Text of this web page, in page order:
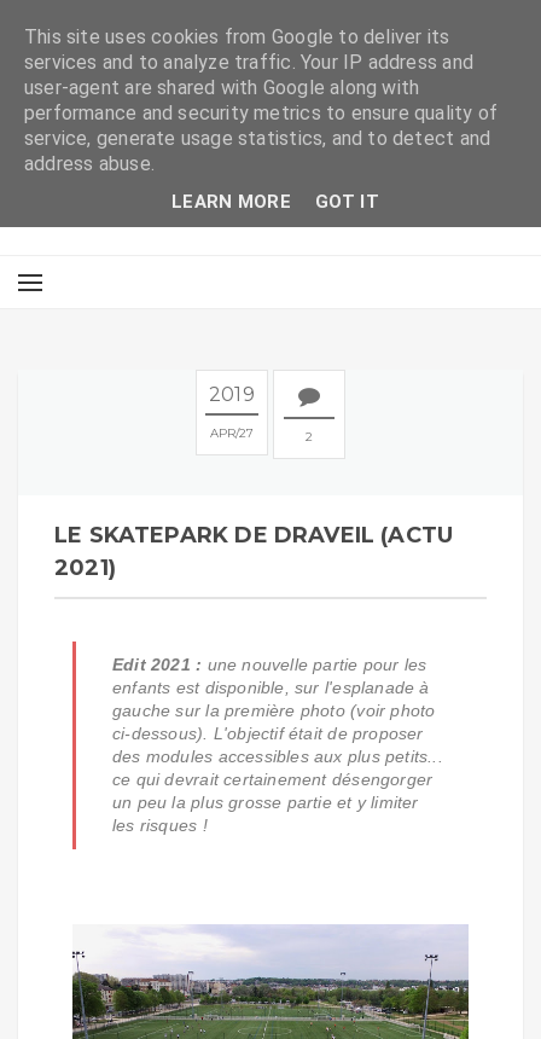
2019
APR 27 2
LE SKATEPARK DE DRAVEIL (ACTU
2021)
Edit 2021 : une nouvelle partie pour les
enfants est disponible, sur l'esplanade à
gauche sur la première photo (voir photo
ci-dessous). L'objectif était de proposer
des modules accessibles aux plus petits...
ce qui devrait certainement désengorger
un peu la plus grosse partie et y limiter
les risques !
This site uses cookies from Google to deliver its
services and to analyze traffic. Your IP address and
user-agent are shared with Google along with
performance and security metrics to ensure quality of
service, generate usage statistics, and to detect and
address abuse.
LEARN MORE GOT IT